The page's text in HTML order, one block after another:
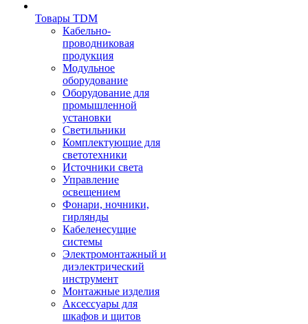
Товары TDM
Кабельно-
проводниковая
продукция
Модульное
оборудование
Оборудование для
промышленной
установки
Светильники
Комплектующие для
светотехники
Источники света
Управление
освещением
Фонари, ночники,
гирлянды
Кабеленесущие
системы
Электромонтажный и
диэлектрический
инструмент
Монтажные изделия
Аксессуары для
шкафов и щитов